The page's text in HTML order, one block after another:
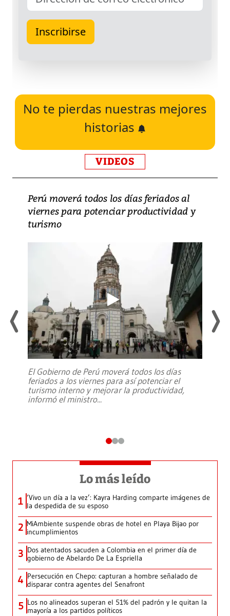
No te pierdas nuestras mejores
historias
VIDEOS
Perú moverá todos los días feriados al
viernes para potenciar productividad y
turismo
El Gobierno de Perú moverá todos los días
feriados a los viernes para así potenciar el
turismo interno y mejorar la productividad,
informó el ministro...
Lo más leído
1 ‘Vivo un día a la vez’: Kayra Harding comparte imágenes de
la despedida de su esposo
2 MiAmbiente suspende obras de hotel en Playa Bijao por
incumplimientos
3 Dos atentados sacuden a Colombia en el primer día de
gobierno de Abelardo De La Espriella
4 Persecución en Chepo: capturan a hombre señalado de
disparar contra agentes del Senafront
5 Los no alineados superan el 51% del padrón y le quitan la
mayoría a los partidos políticos